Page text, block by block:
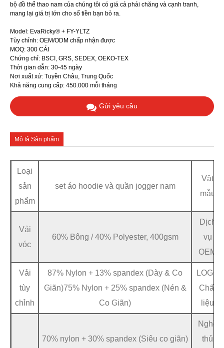
bộ đồ thể thao nam của chúng tôi có giá cả phải chăng và cạnh tranh,
mang lại giá trị lớn cho số tiền bạn bỏ ra.
Model: EvaRicky® + FY-YLTZ
Tùy chỉnh: OEM/ODM chấp nhận được
MOQ: 300 CÁI
Chứng chỉ: BSCI, GRS, SEDEX, OEKO-TEX
Thời gian dẫn: 30-45 ngày
Nơi xuất xứ: Tuyền Châu, Trung Quốc
Khả năng cung cấp: 450.000 mỗi tháng
Gửi yêu cầu
Mô tả Sản phẩm
Loại
sản
phẩm
set áo hoodie và quần jogger nam
Vật
mẫu
Vải
vóc
60% Bông / 40% Polyester, 400gsm
Dịch
vụ
OEM
Vải
tùy
chỉnh
87% Nylon + 13% spandex (Dày & Co
Giãn)75% Nylon + 25% spandex (Nén &
Co Giãn)
LOGO
Chất
liệu
70% nylon + 30% spandex (Siêu co giãn)
Nghề
thủ